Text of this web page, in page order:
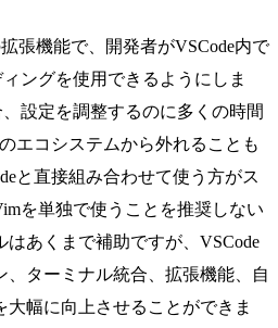
張機能で、開発者がVSCode内で
ングを使用できるようにしま
設定を調整するのに多くの時間
エコシステムから外れることも
と直接組み合わせて使う方がス
を単独で使うことを推奨しない
あくまで補助ですが、VSCode
、ターミナル統合、拡張機能、自
幅に向上させることができま